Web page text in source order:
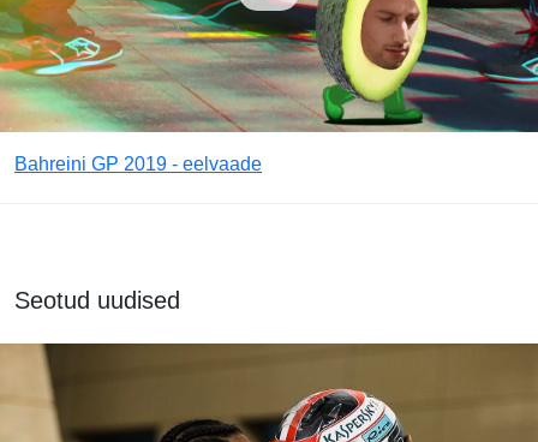
Bahreini GP 2019 - eelvaade
Seotud uudised